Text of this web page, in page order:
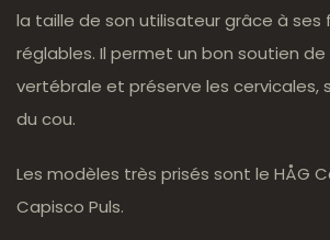
la taille de son utilisateur grâce à
réglables. Il permet un bon soutien
vertébrale et préserve les cervicales,
du cou.
Les modèles très prisés sont le HÅG
Capisco Puls.